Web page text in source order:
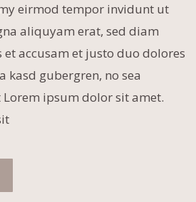
eirmod tempor invidunt ut
aliquyam erat, sed diam
et accusam et justo duo dolores
kasd gubergren, no sea
ipsum dolor sit amet.